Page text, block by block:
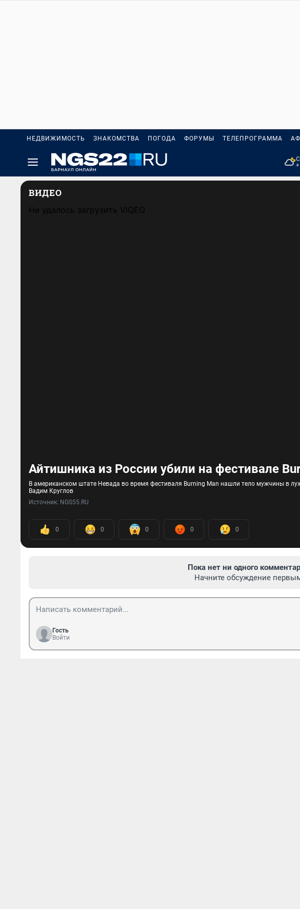
НЕДВИЖИМОСТЬ ЗНАКОМСТВА ПОГОДА ФОРУМЫ ТЕЛЕПРОГРАММА
ВИДЕО
Не удалось загрузить VIQEO
Айтишника из России убили на фестивале
В американском штате Невада во время фестиваля Burning Man нашли тело мужчины в
Вадим Круглов
Источник: NGS55.RU
0 0 0 0 0
Пока нет ни одного
Начните обсуждение
Гость
Войти